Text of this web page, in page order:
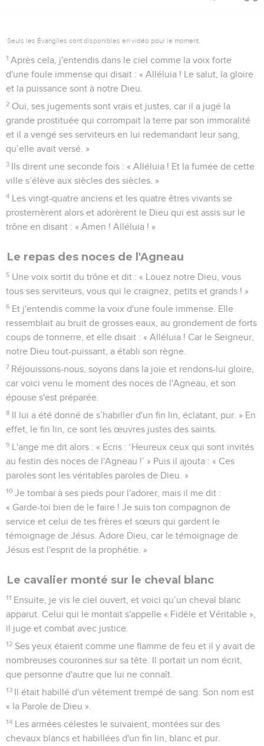
Seuls les Évangiles sont disponibles en vidéo pour le moment.
1 Après cela, j'entendis dans le ciel comme la voix forte
d'une foule immense qui disait : « Alléluia ! Le salut, la gloire
et la puissance sont à notre Dieu.
2 Oui, ses jugements sont vrais et justes, car il a jugé la
grande prostituée qui corrompait la terre par son immoralité
et il a vengé ses serviteurs en lui redemandant leur sang,
qu’elle avait versé. »
3 Ils dirent une seconde fois : « Alléluia ! Et la fumée de cette
ville s’élève aux siècles des siècles. »
4 Les vingt-quatre anciens et les quatre êtres vivants se
prosternèrent alors et adorèrent le Dieu qui est assis sur le
trône en disant : « Amen ! Alléluia ! »
Le repas des noces de l'Agneau
5 Une voix sortit du trône et dit : « Louez notre Dieu, vous
tous ses serviteurs, vous qui le craignez, petits et grands ! »
6 Et j'entendis comme la voix d'une foule immense. Elle
ressemblait au bruit de grosses eaux, au grondement de forts
coups de tonnerre, et elle disait : « Alléluia ! Car le Seigneur,
notre Dieu tout-puissant, a établi son règne.
7 Réjouissons-nous, soyons dans la joie et rendons-lui gloire,
car voici venu le moment des noces de l'Agneau, et son
épouse s'est préparée.
8 Il lui a été donné de s’habiller d'un fin lin, éclatant, pur. » En
effet, le fin lin, ce sont les œuvres justes des saints.
9 L'ange me dit alors : « Ecris : ‘Heureux ceux qui sont invités
au festin des noces de l'Agneau !’ » Puis il ajouta : « Ces
paroles sont les véritables paroles de Dieu. »
10 Je tombai à ses pieds pour l'adorer, mais il me dit :
« Garde-toi bien de le faire ! Je suis ton compagnon de
service et celui de tes frères et sœurs qui gardent le
témoignage de Jésus. Adore Dieu, car le témoignage de
Jésus est l'esprit de la prophétie. »
Le cavalier monté sur le cheval blanc
11 Ensuite, je vis le ciel ouvert, et voici qu’un cheval blanc
apparut. Celui qui le montait s'appelle « Fidèle et Véritable »,
il juge et combat avec justice.
12 Ses yeux étaient comme une flamme de feu et il y avait de
nombreuses couronnes sur sa tête. Il portait un nom écrit,
que personne d'autre que lui ne connaît.
13 Il était habillé d'un vêtement trempé de sang. Son nom est
« la Parole de Dieu ».
14 Les armées célestes le suivaient, montées sur des
chevaux blancs et habillées d'un fin lin, blanc et pur.